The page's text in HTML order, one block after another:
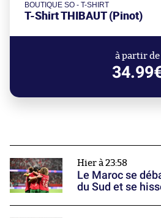
BOUTIQUE SO - T-SHIRT
T-Shirt THIBAUT (Pinot)
à partir de
Hier à 23:58
Le Maroc se
du Sud et se